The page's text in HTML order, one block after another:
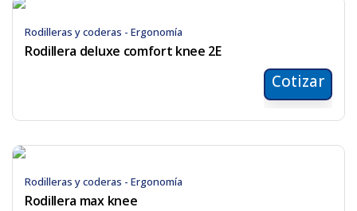
Rodilleras y coderas - Ergonomía
Rodillera deluxe comfort knee 2E
Cotizar
Rodilleras y coderas - Ergonomía
Rodillera max knee